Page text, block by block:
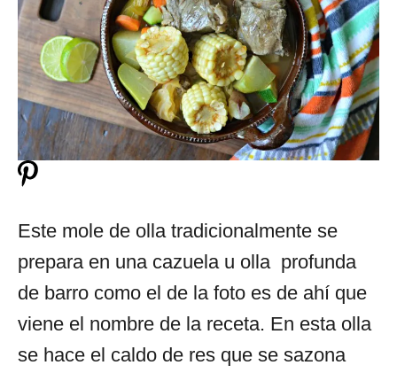
Este mole de olla tradicionalmente se
prepara en una cazuela u olla profunda
de barro como el de la foto es de ahí que
viene el nombre de la receta. En esta olla
se hace el caldo de res que se sazona